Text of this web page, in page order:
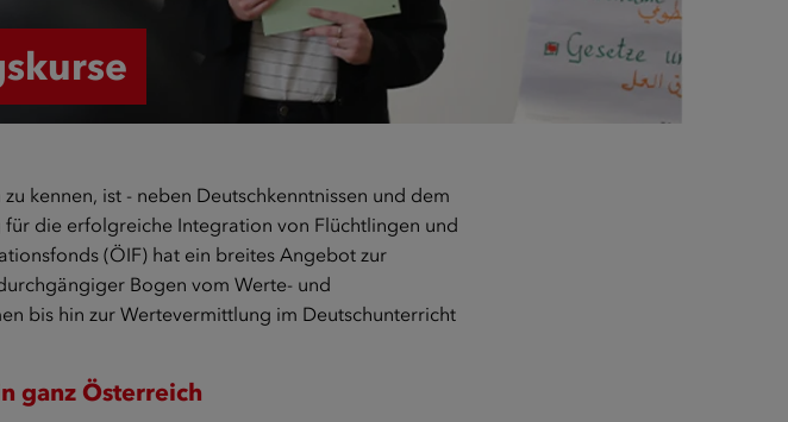
kennen, ist - neben Deutschkenntnissen und dem
die erfolgreiche Integration von Flüchtlingen und
(ÖIF) hat ein breites Angebot zur
Bogen vom Werte- und
bis hin zur Wertevermittlung im Deutschunterricht
ganz Österreich